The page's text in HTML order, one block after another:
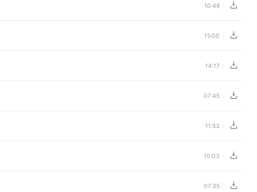
10:48
15:00
14:17
07:45
11:53
10:03
07:35